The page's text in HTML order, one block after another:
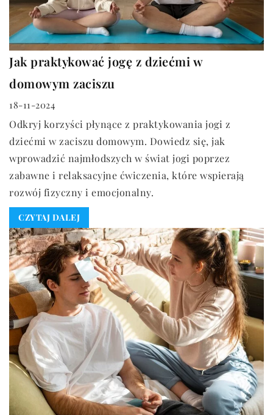
Jak praktykować jogę z dziećmi w
domowym zaciszu
18-11-2024
Odkryj korzyści płynące z praktykowania jogi z
dziećmi w zaciszu domowym. Dowiedz się, jak
wprowadzić najmłodszych w świat jogi poprzez
zabawne i relaksacyjne ćwiczenia, które wspierają
rozwój fizyczny i emocjonalny.
CZYTAJ DALEJ